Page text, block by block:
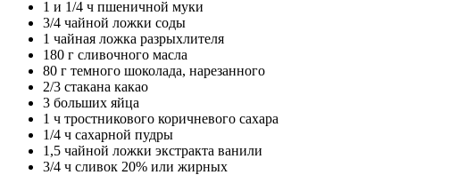
1 и 1/4 ч пшеничной муки
3/4 чайной ложки соды
1 чайная ложка разрыхлителя
180 г сливочного масла
80 г темного шоколада, нарезанного
2/3 стакана какао
3 больших яйца
1 ч тростникового коричневого сахара
1/4 ч сахарной пудры
1,5 чайной ложки экстракта ванили
3/4 ч сливок 20% или жирных